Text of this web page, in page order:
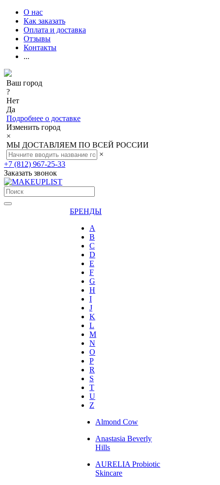
О нас
Как заказать
Оплата и доставка
Отзывы
Контакты
...
Ваш город
?
Нет
Да
Подробнее о доставке
Изменить город
×
МЫ ДОСТАВЛЯЕМ ПО ВСЕЙ РОССИИ
×
+7 (812) 967-25-33
Заказать звонок
БРЕНДЫ
A
B
C
D
E
F
G
H
I
J
K
L
M
N
O
P
R
S
T
U
Z
Almond Cow
Anastasia Beverly
Hills
AURELIA Probiotic
Skincare